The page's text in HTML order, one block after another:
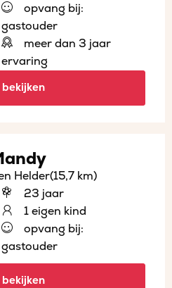
opvang bij:
gastouder
meer dan 3 jaar
ervaring
bekijken
Helder(15,7 km)
23 jaar
1 eigen kind
opvang bij:
gastouder
bekijken